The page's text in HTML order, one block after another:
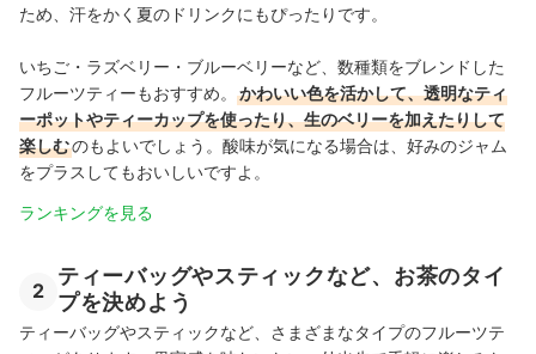
ため、汗をかく夏のドリンクにもぴったりです。
いちご・ラズベリー・ブルーベリーなど、数種類をブレンドした
フルーツティーもおすすめ。
かわいい色を活かして、透明なティ
ーポットやティーカップを使ったり、生のベリーを加えたりして
楽しむのもよいでしょう。酸味が気になる場合は、好みのジャム
をプラスしてもおいしいですよ。
ランキングを見る
2
ティーバッグやスティックなど、お茶のタイ
プを決めよう
ティーバッグやスティックなど、さまざまなタイプのフルーツテ